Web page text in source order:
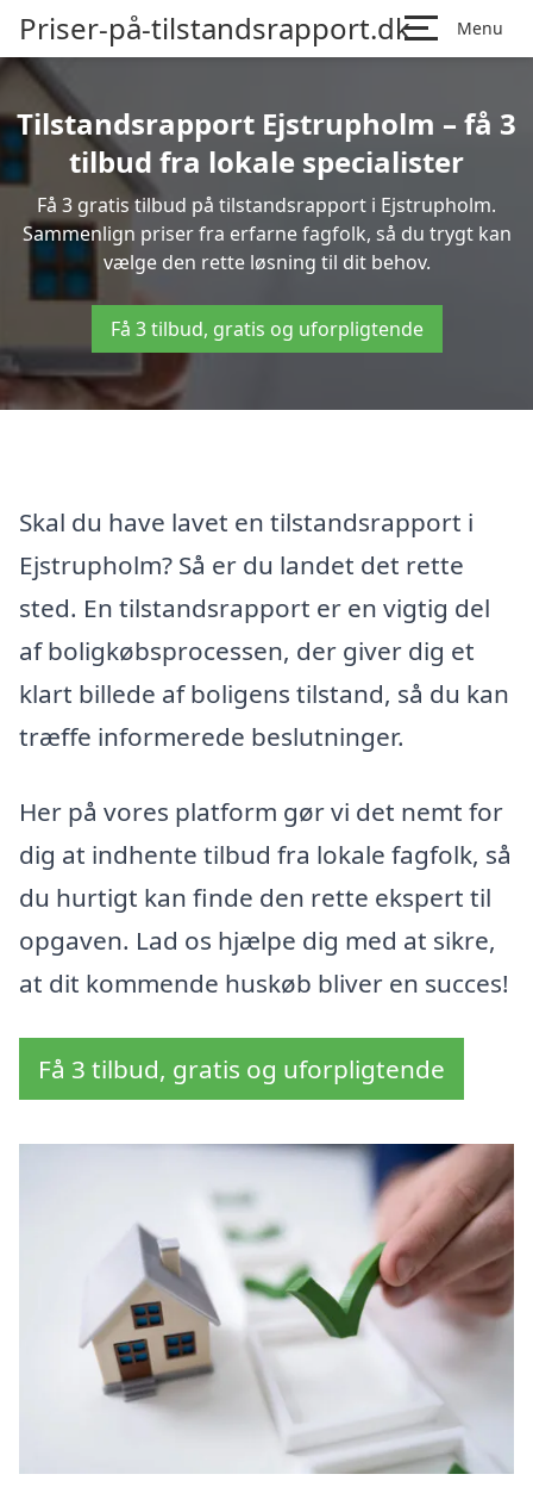
Priser-på-tilstandsrapport.dk Menu
Tilstandsrapport Ejstrupholm – få 3
tilbud fra lokale specialister
Få 3 gratis tilbud på tilstandsrapport i Ejstrupholm.
Sammenlign priser fra erfarne fagfolk, så du trygt kan
vælge den rette løsning til dit behov.
Få 3 tilbud, gratis og uforpligtende
Skal du have lavet en tilstandsrapport i
Ejstrupholm? Så er du landet det rette
sted. En tilstandsrapport er en vigtig del
af boligkøbsprocessen, der giver dig et
klart billede af boligens tilstand, så du kan
træffe informerede beslutninger.
Her på vores platform gør vi det nemt for
dig at indhente tilbud fra lokale fagfolk, så
du hurtigt kan finde den rette ekspert til
opgaven. Lad os hjælpe dig med at sikre,
at dit kommende huskøb bliver en succes!
Få 3 tilbud, gratis og uforpligtende